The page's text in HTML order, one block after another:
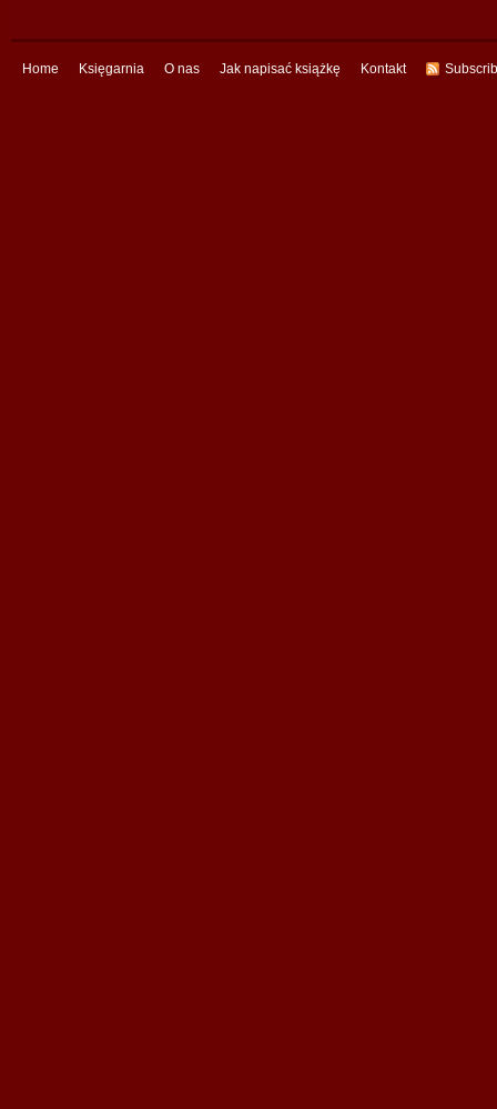
Home Księgarnia O nas Jak napisać książkę Kontakt